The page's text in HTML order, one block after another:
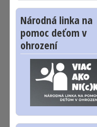
Národná linka na
pomoc deťom v
ohrození